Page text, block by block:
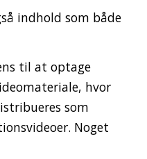
indhold som både
til at optage
hvor
som
Noget